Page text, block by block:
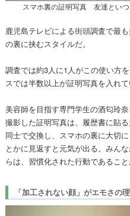
スマホ裏の証明写真 友達とい
鹿児島テレビによる街頭調査で最
の裏に挟むスタイルだ。
調査では約3人に1人がこの使い方
スでは半数以上が証明写真を入れて
美容師を目指す専門学生の酒匂玲
撮影した証明写真は、履歴書に貼
同士で交換し、スマホの裏に大切
とかに見返すと元気が出る。みん
らは、習慣化された行動であること
「加工されない顔」がエモさの